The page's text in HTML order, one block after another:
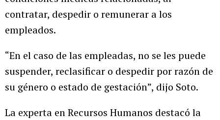
contratar, despedir o remunerar a los
empleados.
“En el caso de las empleadas, no se les puede
suspender, reclasificar o despedir por razón de
su género o estado de gestación”, dijo Soto.
La experta en Recursos Humanos destacó la